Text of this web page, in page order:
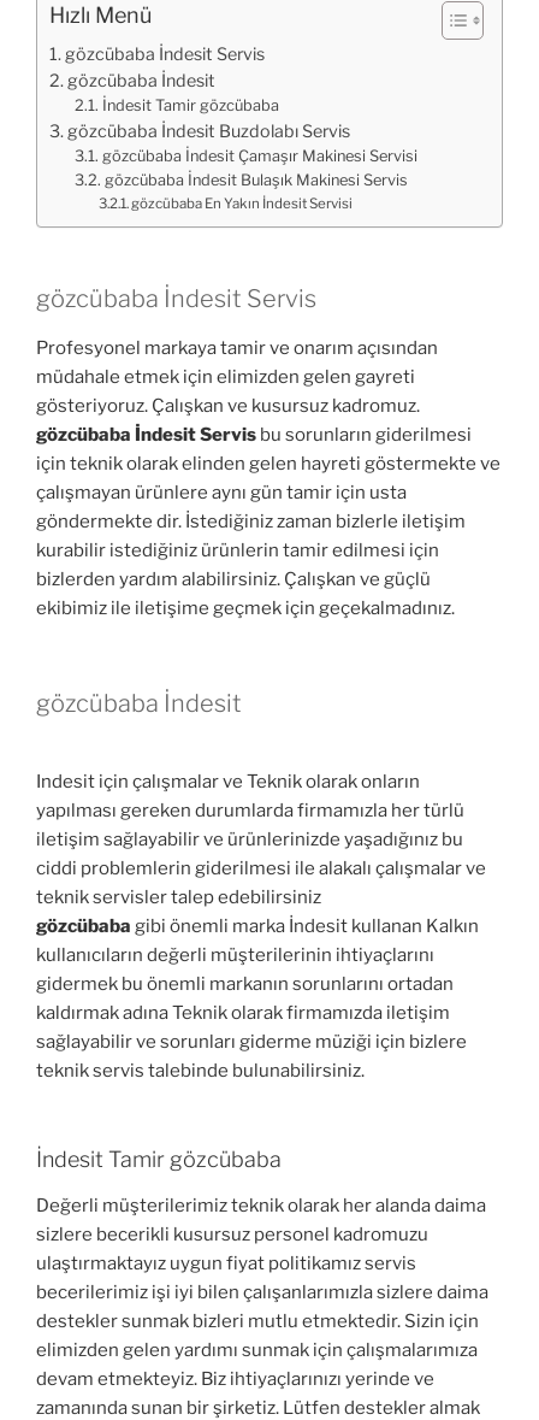
Hızlı Menü
gözcübaba İndesit Servis
gözcübaba İndesit
İndesit Tamir gözcübaba
gözcübaba İndesit Buzdolabı Servis
gözcübaba İndesit Çamaşır Makinesi Servisi
gözcübaba İndesit Bulaşık Makinesi Servis
gözcübaba En Yakın İndesit Servisi
gözcübaba İndesit Servis
Profesyonel markaya tamir ve onarım açısından
müdahale etmek için elimizden gelen gayreti
gösteriyoruz. Çalışkan ve kusursuz kadromuz.
gözcübaba İndesit Servis bu sorunların giderilmesi
için teknik olarak elinden gelen hayreti göstermekte ve
çalışmayan ürünlere aynı gün tamir için usta
göndermekte dir. İstediğiniz zaman bizlerle iletişim
kurabilir istediğiniz ürünlerin tamir edilmesi için
bizlerden yardım alabilirsiniz. Çalışkan ve güçlü
ekibimiz ile iletişime geçmek için geçekalmadınız.
gözcübaba İndesit
Indesit için çalışmalar ve Teknik olarak onların
yapılması gereken durumlarda firmamızla her türlü
iletişim sağlayabilir ve ürünlerinizde yaşadığınız bu
ciddi problemlerin giderilmesi ile alakalı çalışmalar ve
teknik servisler talep edebilirsiniz
gözcübaba gibi önemli marka İndesit kullanan Kalkın
kullanıcıların değerli müşterilerinin ihtiyaçlarını
gidermek bu önemli markanın sorunlarını ortadan
kaldırmak adına Teknik olarak firmamızda iletişim
sağlayabilir ve sorunları giderme müziği için bizlere
teknik servis talebinde bulunabilirsiniz.
İndesit Tamir gözcübaba
Değerli müşterilerimiz teknik olarak her alanda daima
sizlere becerikli kusursuz personel kadromuzu
ulaştırmaktayız uygun fiyat politikamız servis
becerilerimiz işi iyi bilen çalışanlarımızla sizlere daima
destekler sunmak bizleri mutlu etmektedir. Sizin için
elimizden gelen yardımı sunmak için çalışmalarımıza
devam etmekteyiz. Biz ihtiyaçlarınızı yerinde ve
zamanında sunan bir şirketiz. Lütfen destekler almak